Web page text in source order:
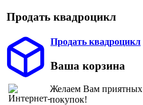
Продать квадроцикл
Продать квадроцикл
Ваша корзина
Желаем Вам приятных
покупок!